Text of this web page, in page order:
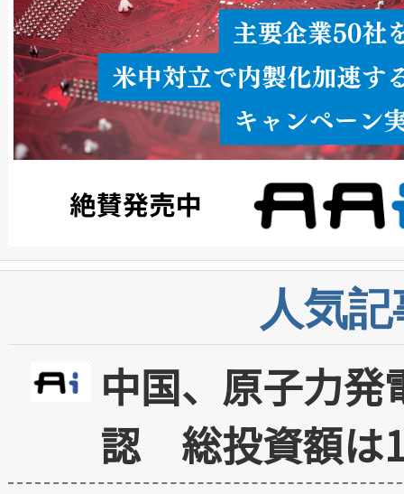
人気
中国、原子力
認 総投資額は